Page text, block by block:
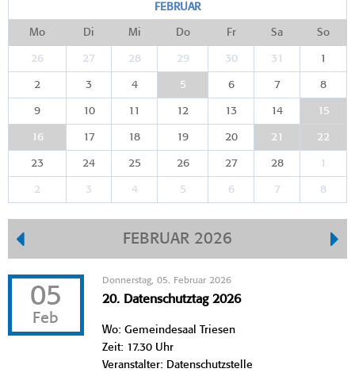
FEBRUAR
Mo Di Mi Do Fr Sa So
26 27 28 29 30 31 1
2 3 4 5 6 7 8
9 10 11 12 13 14 15
16 17 18 19 20 21 22
23 24 25 26 27 28 1
2 3 4 5 6 7 8
FEBRUAR 2026
05
Feb
Donnerstag, 05. Februar 2026
20. Datenschutztag 2026
Wo: Gemeindesaal Triesen
Zeit: 17.30 Uhr
Veranstalter: Datenschutzstelle